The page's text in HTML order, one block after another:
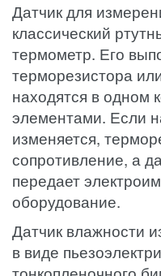
Датчик для
классический
термометр. Его
терморезистора
находятся в одном
элементами. Если
изменяется,
сопротивление, а
передает
оборудование.
Датчик влажности
в виде